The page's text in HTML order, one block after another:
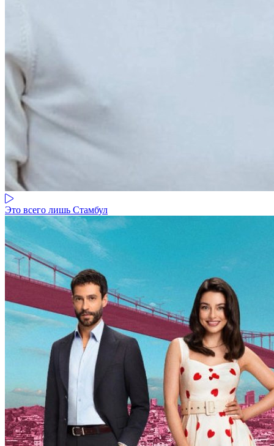
Это всего лишь Стамбул